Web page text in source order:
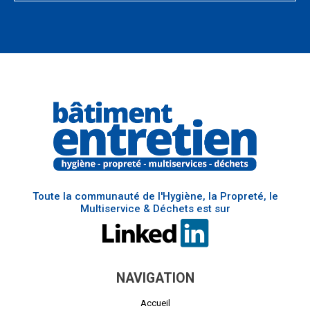
Toute la communauté de l'Hygiène, la Propreté, le
Multiservice & Déchets est sur
NAVIGATION
Accueil